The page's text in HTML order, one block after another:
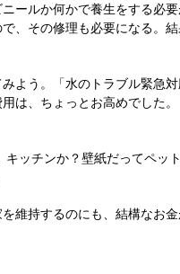
ールか何かで養生をする必
、その修理も必要になる。
よう。「水のトラブル緊急対
は、ちょっとお高めでした。
キッチンか？壁紙だってペッ
維持するのにも、結構なお金